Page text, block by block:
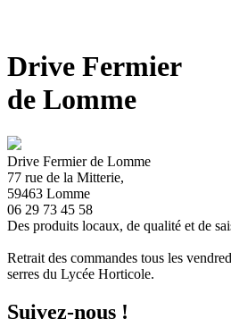
Drive Fermier
de Lomme
Drive Fermier de Lomme
77 rue de la Mitterie,
59463 Lomme
06 29 73 45 58
Des produits locaux, de qualité et de
Retrait des commandes tous les
serres du Lycée Horticole.
Suivez-nous !